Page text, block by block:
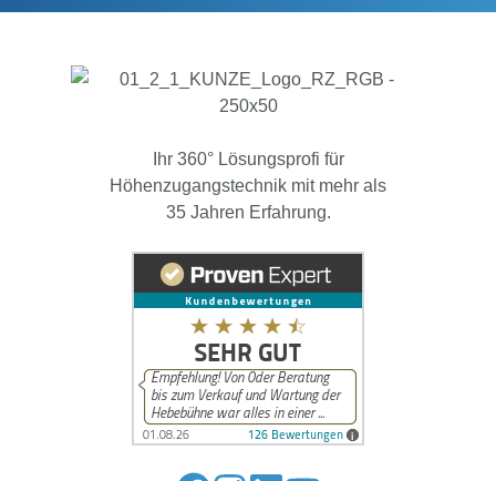
Ihr 360° Lösungsprofi für
Höhenzugangstechnik mit mehr als
35 Jahren Erfahrung.